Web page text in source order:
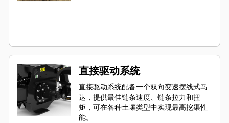
直接驱动系统
直接驱动系统配备一个双向变速摆线式马
达，提供最佳链条速度、链条拉力和扭
矩，可在各种土壤类型中实现最高挖渠性
能。